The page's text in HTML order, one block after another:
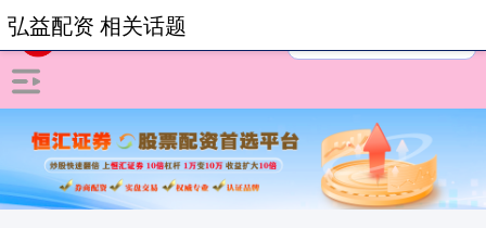
弘益配资 相关话题